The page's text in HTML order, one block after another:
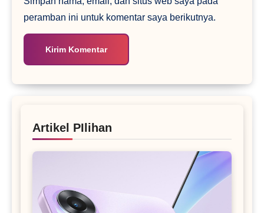
peramban ini untuk komentar saya berikutnya.
Artikel PIlihan